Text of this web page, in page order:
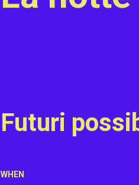
Futuri
WHEN